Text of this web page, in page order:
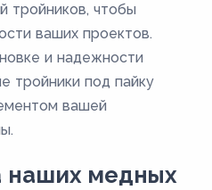
тройников, чтобы
ваших проектов.
и надежности
тройники под пайку
вашей
наших медных